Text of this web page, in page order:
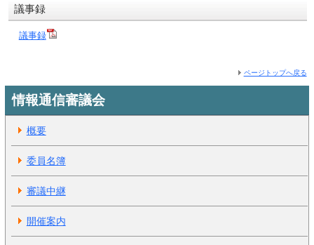
議事録
議事録
ページトップへ戻る
情報通信審議会
概要
委員名簿
審議中継
開催案内